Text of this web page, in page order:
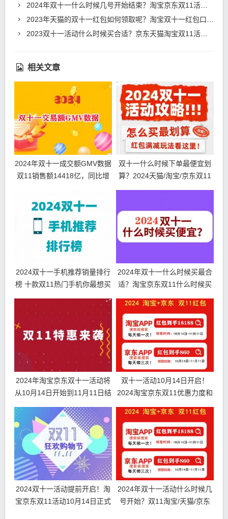
2024年双十一什么时候几号开始结束？淘宝京东双11活动时间表
2023年天猫的双十一红包如何领取呢？淘宝双十一红包口令是什么？
2023双十一活动什么时候买合适？京东天猫淘宝双11活动攻略
相关文章
2024年双十一成交额GMV数据
双11销售额14418亿，同比增
双十一什么时候下单最便宜划
算？2024天猫/淘宝/京东双11
2024双十一手机推荐销量排行
榜 十款双11热门手机你最想买
2024年双十一什么时候买最合
适？淘宝京东双11什么时候买
2024年淘宝京东双十一活动将
从10月14日开始到11月11日结
双十一活动10月14日开启！
2024淘宝京东双11优惠力度和
2024双十一活动提前开启！淘
宝京东双11活动10月14日正式
2024年双十一活动什么时候几
号开始？双11淘宝/天猫/京东